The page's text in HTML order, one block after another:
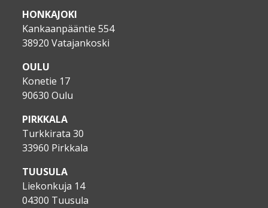
HONKAJOKI
Kankaanpääntie 554
38920 Vatajankoski
OULU
Konetie 17
90630 Oulu
PIRKKALA
Turkkirata 30
33960 Pirkkala
TUUSULA
Liekonkuja 14
04300 Tuusula